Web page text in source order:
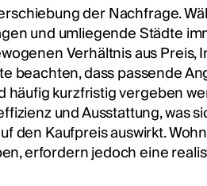
der Nachfrage.
und umliegende Städte
Verhältnis aus Preis,
beachten, dass passende
häufig kurzfristig vergeben
und Ausstattung, was
den Kaufpreis auswirkt.
erfordern jedoch eine